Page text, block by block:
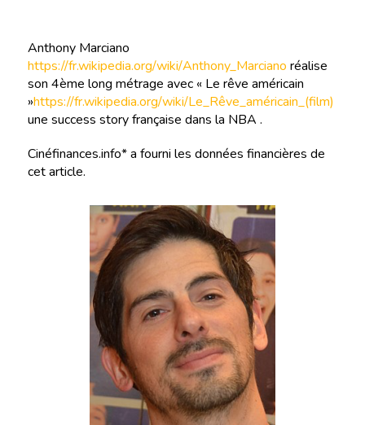
Anthony Marciano
https://fr.wikipedia.org/wiki/Anthony_Marciano réalise
son 4ème long métrage avec « Le rêve américain
»https://fr.wikipedia.org/wiki/Le_Rêve_américain_(film)
une success story française dans la NBA .
Cinéfinances.info* a fourni les données financières de
cet article.